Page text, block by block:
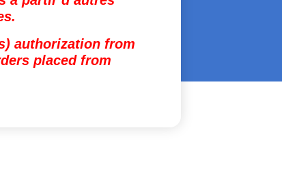
authorization from
placed from